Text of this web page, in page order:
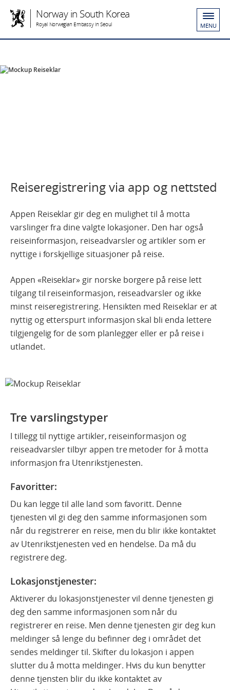
Norway in South Korea
Royal Norwegian Embassy in Seoul MENU
Reiseregistrering via app og nettsted
Appen Reiseklar gir deg en mulighet til å motta
varslinger fra dine valgte lokasjoner. Den har også
reiseinformasjon, reiseadvarsler og artikler som er
nyttige i forskjellige situasjoner på reise.
Appen «Reiseklar» gir norske borgere på reise lett
tilgang til reiseinformasjon, reiseadvarsler og ikke
minst reiseregistrering. Hensikten med Reiseklar er at
nyttig og etterspurt informasjon skal bli enda lettere
tilgjengelig for de som planlegger eller er på reise i
utlandet.
Tre varslingstyper
I tillegg til nyttige artikler, reiseinformasjon og
reiseadvarsler tilbyr appen tre metoder for å motta
informasjon fra Utenrikstjenesten.
Favoritter:
Du kan legge til alle land som favoritt. Denne
tjenesten vil gi deg den samme informasjonen som
når du registrerer en reise, men du blir ikke kontaktet
av Utenrikstjenesten ved en hendelse. Da må du
registrere deg.
Lokasjonstjenester:
Aktiverer du lokasjonstjenester vil denne tjenesten gi
deg den samme informasjonen som når du
registrerer en reise. Men denne tjenesten gir deg kun
meldinger så lenge du befinner deg i området det
sendes meldinger til. Skifter du lokasjon i appen
slutter du å motta meldinger. Hvis du kun benytter
denne tjensten blir du ikke kontaktet av